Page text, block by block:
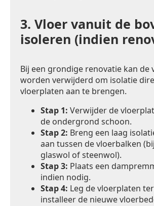
3. Vloer vanuit de
isoleren (indien
Bij een grondige renovatie kan de
worden verwijderd om isolatie
vloerplaten aan te brengen.
Stap 1: Verwijder de
de ondergrond schoon.
Stap 2: Breng een laag
aan tussen de vloerbalken
glaswol of steenwol).
Stap 3: Plaats een
indien nodig.
Stap 4: Leg de vloerplaten
installeer de nieuwe